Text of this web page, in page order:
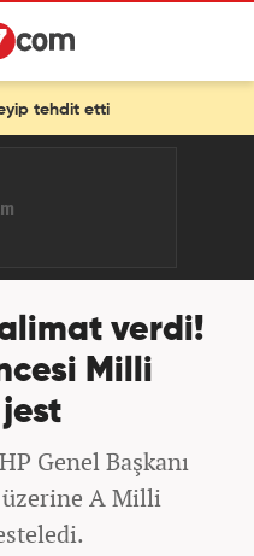
verdi!
Milli
jest
Genel Başkanı
A Milli